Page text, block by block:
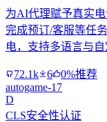
为AI代理赋予真实
完成预订/客服等任
电，支持多语言与自
72.1k 6
0%推荐
autogame-17
D
CLS安全性认证